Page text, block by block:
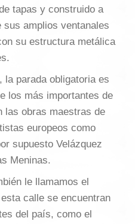
tapas y construido a
amplios ventanales
su estructura metálica
parada obligatoria es
los más importantes de
las obras maestras de
europeos como
supuesto Velázquez
Meninas.
le llamamos el
calle se encuentran
del país, como el